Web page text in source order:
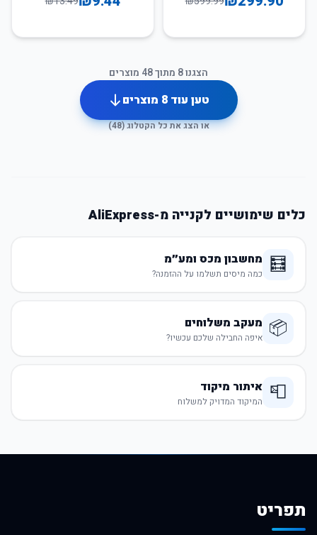
הצגנו8 מתוך48 מוצרים
טען עוד8 מוצרים
או הצג את כל הקטלוג (48
)
כלים שימושיים לקנייה מ-AliExpress
🧮 מחשבון מכס ומע״מ
כמה מיסים תשלמו על ההזמנה?
📦 מעקב משלוחים
איפה החבילה שלכם עכשיו?
📮 איתור מיקוד
המיקוד המדויק למשלוח
תפריט